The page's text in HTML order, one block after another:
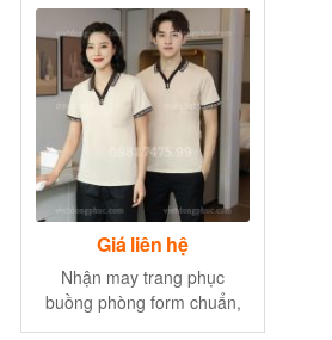
Giá liên hệ
Nhận may trang phục
buồng phòng form chuẩn,
chất đẹp, mẫu mã đa dạng